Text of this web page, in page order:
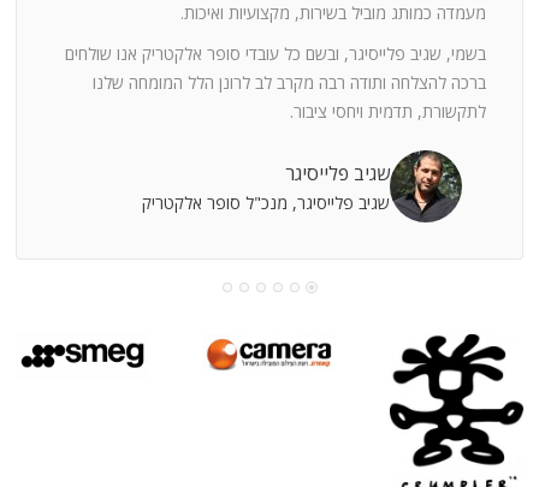
מעמדה כמותג מוביל בשירות, מקצועיות ואיכות.
בשמי, שגיב פלייסיגר, ובשם כל עובדי סופר אלקטריק אנו שולחים
ברכה להצלחה ותודה רבה מקרב לב לרונן הלל המומחה שלנו
לתקשורת, תדמית ויחסי ציבור.
שגיב פלייסיגר
שגיב פלייסיגר, מנכ"ל סופר אלקטריק